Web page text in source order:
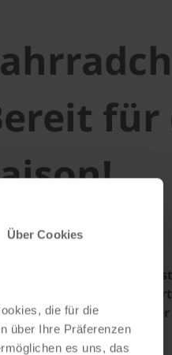
Über Cookies
die für die
über Ihre Präferenzen
es uns, das
für
richtigen Fahrradcheck
die Saison. Tipps für
und Fahrspaß auf